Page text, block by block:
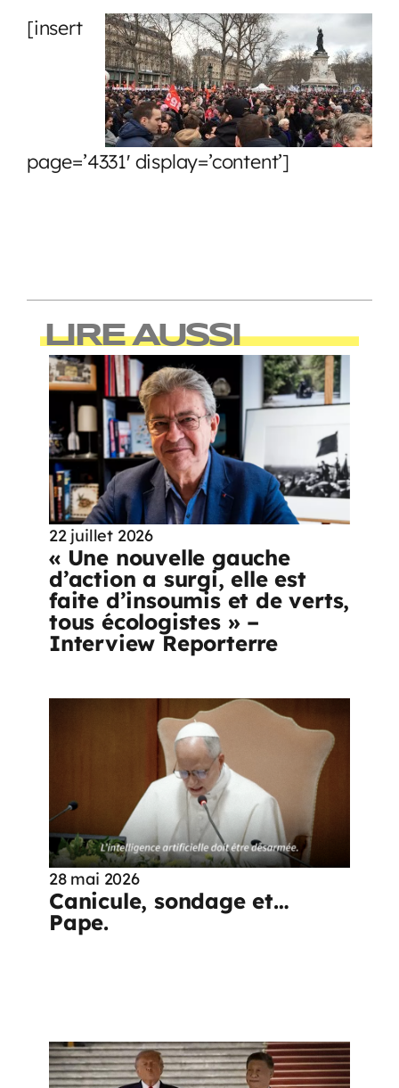
[insert
page=’4331′ display=’content’]
LIRE AUSSI
22 juillet 2026
« Une nouvelle gauche
d’action a surgi, elle est
faite d’insoumis et de verts,
tous écologistes » –
Interview Reporterre
28 mai 2026
Canicule, sondage et…
Pape.